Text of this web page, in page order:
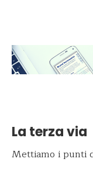
La terza via
Mettiamo i punti